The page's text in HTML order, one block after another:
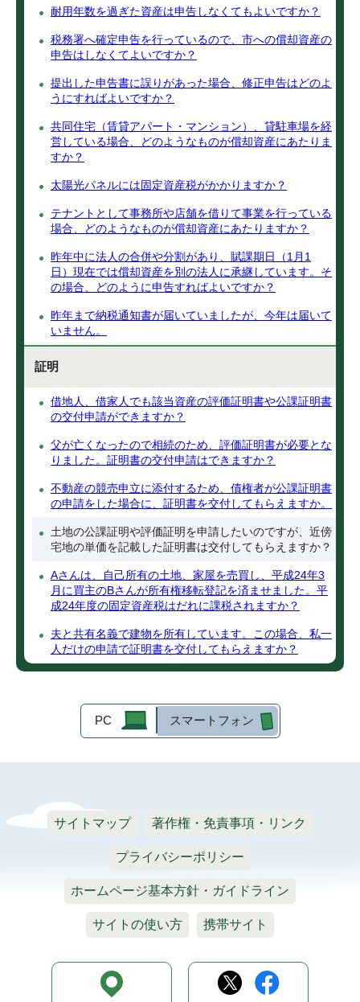
耐用年数を過ぎた資産は申告しなくてもよいですか？
税務署へ確定申告を行っているので、市への償却資産の
申告はしなくてよいですか？
提出した申告書に誤りがあった場合、修正申告はどのよ
うにすればよいですか？
共同住宅（賃貸アパート・マンション）、貸駐車場を経
営している場合、どのようなものが償却資産にあたりま
すか？
太陽光パネルには固定資産税がかかりますか？
テナントとして事務所や店舗を借りて事業を行っている
場合、どのようなものが償却資産にあたりますか？
昨年中に法人の合併や分割があり、賦課期日（1月1
日）現在では償却資産を別の法人に承継しています。そ
の場合、どのように申告すればよいですか？
昨年まで納税通知書が届いていましたが、今年は届いて
いません。
証明
借地人、借家人でも該当資産の評価証明書や公課証明書
の交付申請ができますか？
父が亡くなったので相続のため、評価証明書が必要とな
りました。証明書の交付申請はできますか？
不動産の競売申立に添付するため、債権者が公課証明書
の申請をした場合に、証明書を交付してもらえますか。
土地の公課証明や評価証明を申請したいのですが、近傍
宅地の単価を記載した証明書は交付してもらえますか？
Aさんは、自己所有の土地、家屋を売買し、平成24年3
月に買主のBさんが所有権移転登記を済ませました。平
成24年度の固定資産税はだれに課税されますか？
夫と共有名義で建物を所有しています。この場合、私一
人だけの申請で証明書を交付してもらえますか？
PC スマートフォン
サイトマップ 著作権・免責事項・リンク
プライバシーポリシー
ホームページ基本方針・ガイドライン
サイトの使い方 携帯サイト